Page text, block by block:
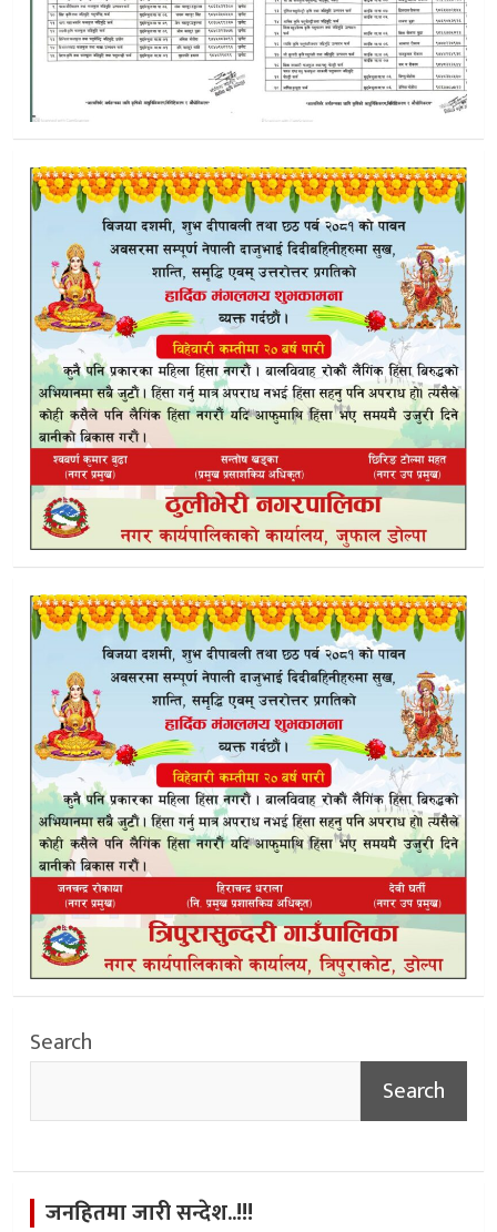
Search
Search
जनहितमा जारी सन्देश..!!!